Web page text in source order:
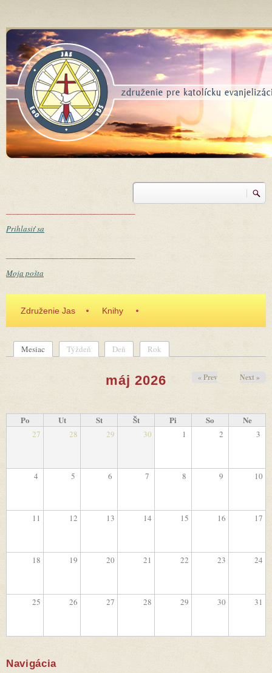
Vyhľadávanie
Prihlasiť sa
Moja pošta
Združenie Jas Knihy
Mesiac (aktívna karta)
Týždeň Deň Rok
máj 2026 « Prev Next »
Po Ut St Št Pi So Ne
27 28 29 30 1 2 3
4 5 6 7 8 9 10
11 12 13 14 15 16 17
18 19 20 21 22 23 24
25 26 27 28 29 30 31
Navigácia